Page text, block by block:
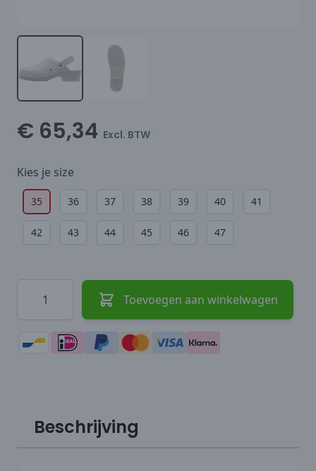
€ 65,34 Excl. BTW
Kies je size
35 36 37 38 39 40 41
42 43 44 45 46 47
Hoeveelheid
Toevoegen aan winkelwagen
Beschrijving